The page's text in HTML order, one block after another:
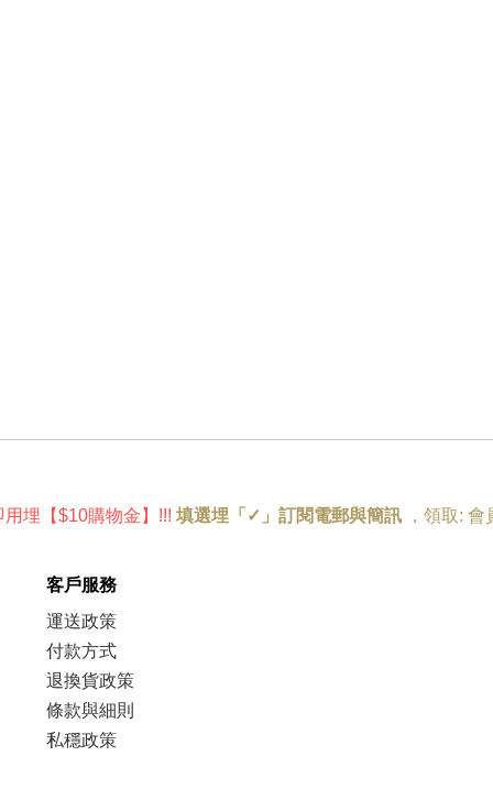
用埋 【$10購物金 】!!! 填選埋「✓」訂閱電郵與簡訊 ， 領取: 會
客戶服務
運送政策
付款方式
退換貨政策
條款與細則
私穩政策